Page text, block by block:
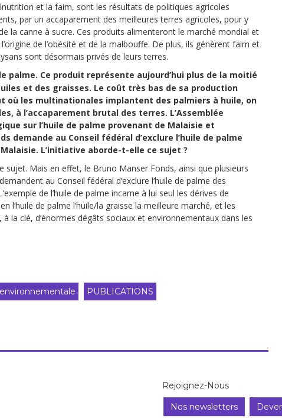
et la faim, sont les résultats de politiques agricoles
par un accaparement des meilleures terres agricoles, pour y
la canne à sucre. Ces produits alimenteront le marché mondial et
de l’obésité et de la malbouffe. De plus, ils génèrent faim et
sont désormais privés de leurs terres.
palme. Ce produit représente aujourd’hui plus de la moitié
et des graisses. Le coût très bas de sa production
où les multinationales implantent des palmiers à huile, on
à l’accaparement brutal des terres. L’Assemblée
sur l’huile de palme provenant de Malaisie et
demande au Conseil fédéral d’exclure l’huile de palme
L’initiative aborde-t-elle ce sujet ?
sujet. Mais en effet, le Bruno Manser Fonds, ainsi que plusieurs
au Conseil fédéral d’exclure l’huile de palme des
de l’huile de palme incarne à lui seul les dérives de
l’huile de palme l’huile/la graisse la meilleure marché, et les
la clé, d’énormes dégâts sociaux et environnementaux dans les
PUBLICATIONS
Rejoignez-Nous
Nos newsletters